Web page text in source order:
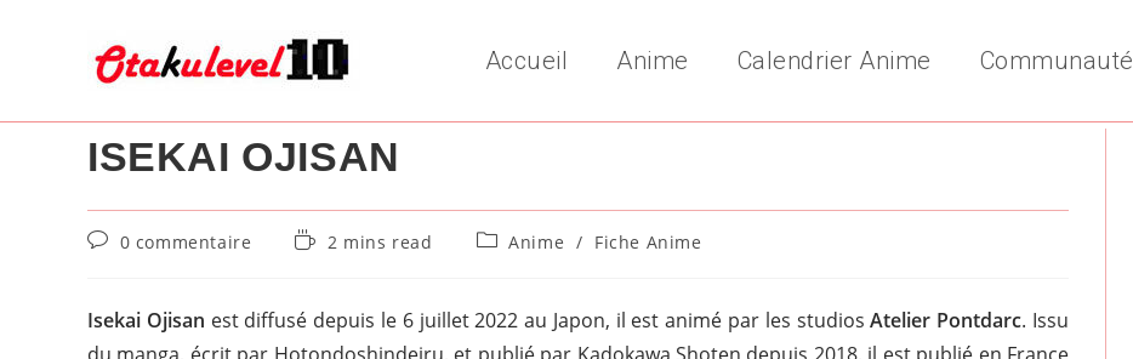
Accueil Anime Calendrier Anime Communauté
ISEKAI OJISAN
Commentaires
publication :
0 commentaire
Temps2 mins read
PostAnime / Fiche Anime
Isekai Ojisan est diffusé depuis le 6 juillet 2022 au Japon, il est animé par les studiosAtelier Pontdarc. Issu